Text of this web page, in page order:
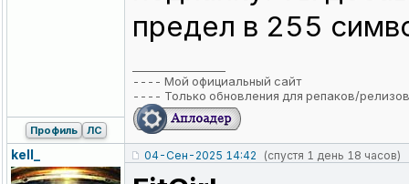
предел в 255
---- Мой официальный сайт
---- Только обновления для репаков/релизов
Профиль ЛС
kell_ 04-Сен-2025 14:42 (спустя 1 день 18 часов)